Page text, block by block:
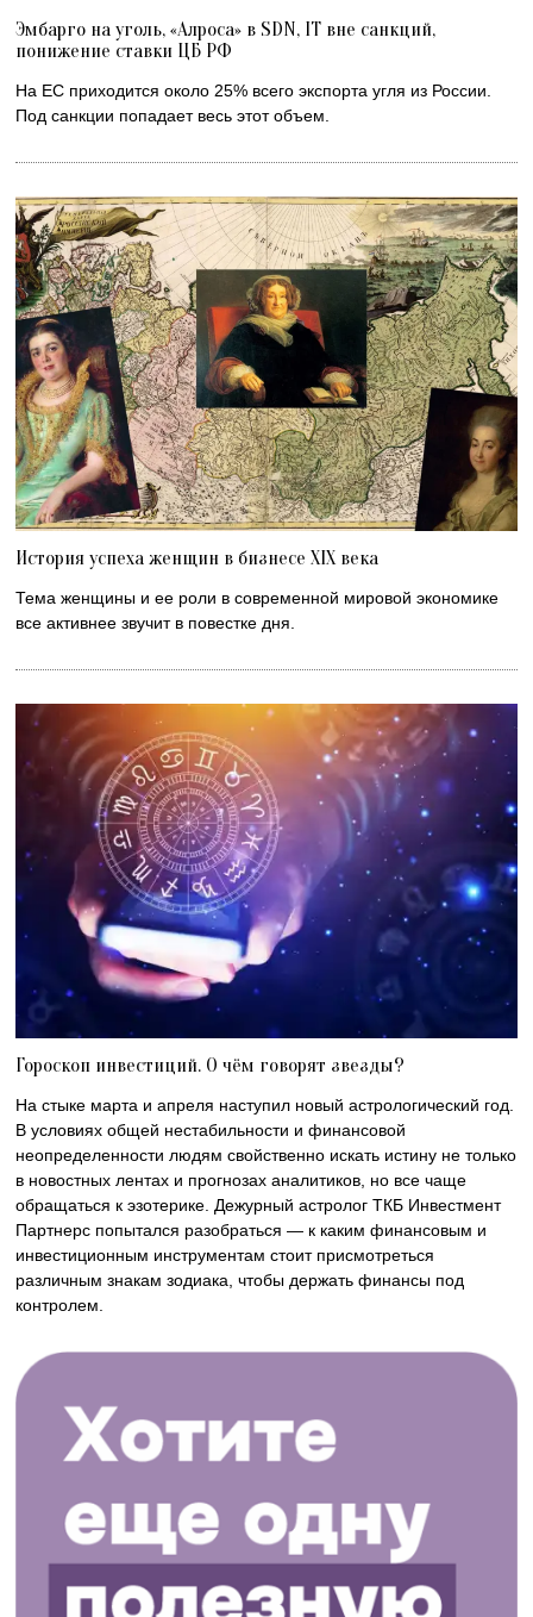
Эмбарго на уголь, «Алроса» в SDN, IT вне санкций,
понижение ставки ЦБ РФ
На ЕС приходится около 25% всего экспорта угля из России.
Под санкции попадает весь этот объем.
История успеха женщин в бизнесе XIX века
Тема женщины и ее роли в современной мировой экономике
все активнее звучит в повестке дня.
Гороскоп инвестиций. О чём говорят звезды?
На стыке марта и апреля наступил новый астрологический год.
В условиях общей нестабильности и финансовой
неопределенности людям свойственно искать истину не только
в новостных лентах и прогнозах аналитиков, но все чаще
обращаться к эзотерике. Дежурный астролог ТКБ Инвестмент
Партнерс попытался разобраться — к каким финансовым и
инвестиционным инструментам стоит присмотреться
различным знакам зодиака, чтобы держать финансы под
контролем.